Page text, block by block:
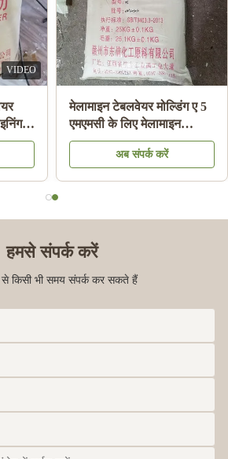
VIDEO
मेलामाइन टेबलवेयर मोल्डिंग ए 5
एमएमसी के लिए मेलामाइन
केमिकल मोल्डिंग राल सामग्री
अब संपर्क करें
हमसे संपर्क करें
किसी भी समय संपर्क कर सकते हैं